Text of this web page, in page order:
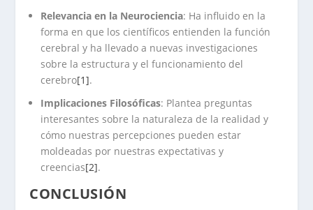
Relevancia en la Neurociencia: Ha influido en la
forma en que los científicos entienden la función
cerebral y ha llevado a nuevas investigaciones
sobre la estructura y el funcionamiento del
cerebro[1].
Implicaciones Filosóficas: Plantea preguntas
interesantes sobre la naturaleza de la realidad y
cómo nuestras percepciones pueden estar
moldeadas por nuestras expectativas y
creencias[2].
CONCLUSIÓN